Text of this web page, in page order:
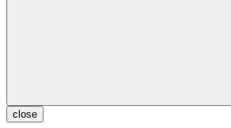
close